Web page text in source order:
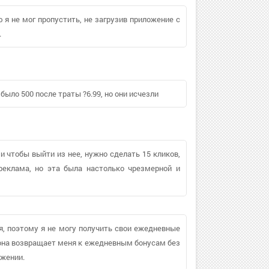
не мог пропустить, не загрузив приложение с
500 после траты ?6.99, но они исчезли
выйти из нее, нужно сделать 15 кликов,
но эта была настолько чрезмерной и
поэтому я не могу получить свои ежедневные
возвращает меня к ежедневным бонусам без